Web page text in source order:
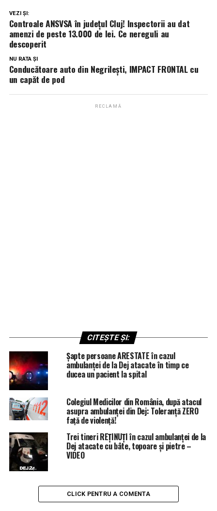
VEZI ȘI:
Controale ANSVSA în județul Cluj! Inspectorii au dat
amenzi de peste 13.000 de lei. Ce nereguli au
descoperit
NU RATA ȘI
Conducătoare auto din Negrilești, IMPACT FRONTAL cu
un capăt de pod
RECLAMĂ
CITEȘTE ȘI:
Șapte persoane ARESTATE în cazul
ambulanței de la Dej atacate în timp ce
ducea un pacient la spital
Colegiul Medicilor din România, după atacul
asupra ambulanței din Dej: Toleranță ZERO
față de violență!
Trei tineri REȚINUȚI în cazul ambulanței de la
Dej atacate cu bâte, topoare și pietre –
VIDEO
CLICK PENTRU A COMENTA